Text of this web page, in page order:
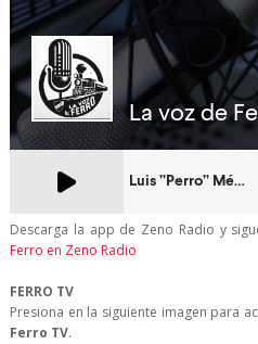
Descarga la app de Zeno Radio y
Ferro en Zeno Radio
FERRO TV
Presiona en la siguiente imagen para
Ferro TV.